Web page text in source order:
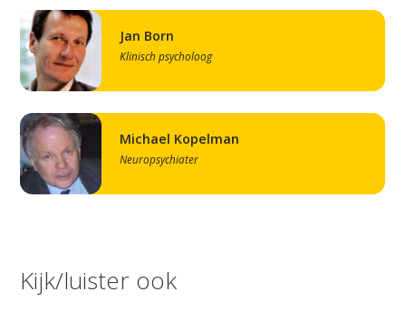
Jan Born
Klinisch psycholoog
Michael Kopelman
Neuropsychiater
Kijk/luister ook